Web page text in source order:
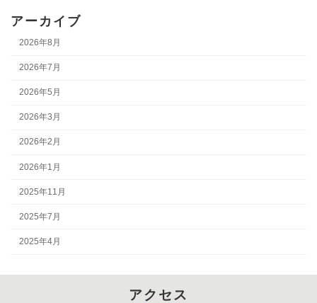
アーカイブ
2026年8月
2026年7月
2026年5月
2026年3月
2026年2月
2026年1月
2025年11月
2025年7月
2025年4月
アクセス